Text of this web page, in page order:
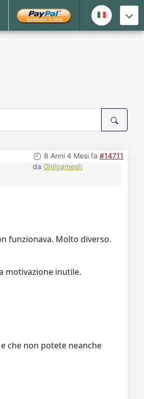
8 Anni 4 Mesi fa #14711
da Ghilgamesh
funzionava. Molto diverso.
motivazione inutile.
che non potete neanche